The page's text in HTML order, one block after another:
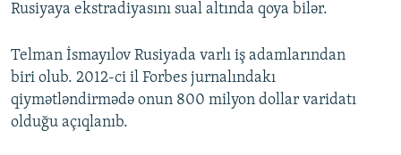
Rusiyaya ekstradiyasını sual altında qoya bilər.
Telman İsmayılov Rusiyada varlı iş adamlarından
biri olub. 2012-ci il Forbes jurnalındakı
qiymətləndirmədə onun 800 milyon dollar varidatı
olduğu açıqlanıb.